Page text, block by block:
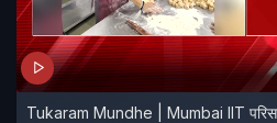
Tukaram Mundhe | Mumbai IIT